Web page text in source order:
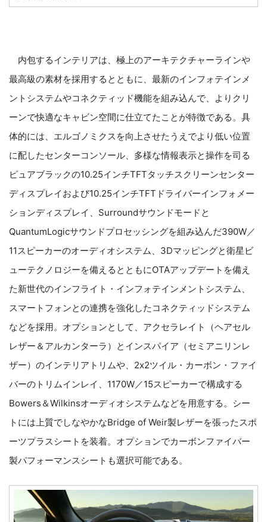
内包するインテリアは、極上のアーキテクチャーラインや
最高級の素材を採用するとともに、最新のインフォテインメ
ントシステムやコネクティッド機能を組み込んで、よりクリ
ーンで快適なキャビン空間に仕立てたことが特徴である。具
体的には、エルゴノミクスを向上させたうえでより低い位置
に配したセンターコンソール、多様な情報表示と操作を司る
ピュアブラックの10.25インチTFTタッチスクリーンセンター
ディスプレイおよび10.25インチTFTドライバーインフォメー
ションディスプレイ、Surroundサウンドモードと
QuantumLogicサウンドプロセッシングを組み込んだ390W／
11スピーカーのオーディオシステム、3Dマッピングと衛星ビ
ューテクノロジーを備えるとともにOTAアップデートを備え
た新世代のインフライト・インフォテインメントシステム、
スマートフォンとの連携を強化したコネクティッドシステム
などを採用。オプションとして、アクセラレイト（ヘアセル
レザー＆アルカンターラ）とインスパイア（セミアニリンレ
ザー）のインテリアトリムや、2x2ツイル・カーボン・ファイ
バーのトリムインレイ、1170W／15スピーカーで構成する
Bowers＆Wilkinsオーディオシステムなどを用意する。シー
トには上質でしなやかなBridge of Weir製レザーを張ったスポ
ーツプラスシートを装着。オプションでカーボンファイバー
製パフォーマンスシートも選択可能である。